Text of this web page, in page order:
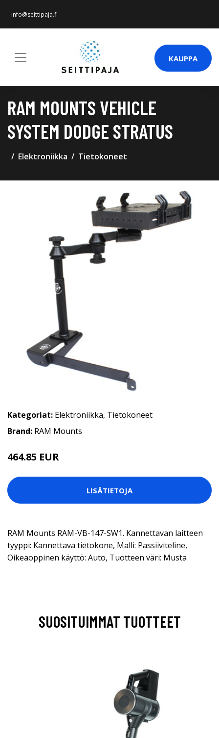
info@seittipaja.fi
KAUPPA
RAM MOUNTS VEHICLE
SYSTEM DODGE STRATUS
Elektroniikka Tietokoneet
Kategoriat: Elektroniikka, Tietokoneet
Brand: RAM Mounts
464.85 EUR
LISÄTIETOJA
RAM Mounts RAM-VB-147-SW1. Kannettavan laitteen
tyyppi: Kannettava tietokone, Malli: Passiiviteline,
Oikeaoppinen käyttö: Auto, Tuotteen väri: Musta
SUOSITUIMMAT TUOTTEET